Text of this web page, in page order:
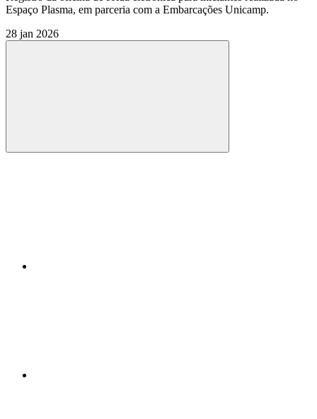
Espaço Plasma, em parceria com a Embarcações Unicamp.
28 jan 2026
Compartilhar